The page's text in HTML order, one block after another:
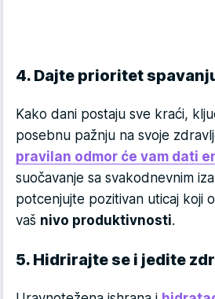
4. Dajte prioritet
Kako dani postaju sve kraći,
posebnu pažnju na svoje
pravilan odmor će vam dati
suočavanje sa svakodnevnim
potcenjujte pozitivan uticaj koji
vaš nivo produktivnosti.
5. Hidrirajte se i jedite